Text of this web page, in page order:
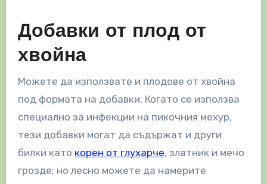
Добавки от плод от
хвойна
Можете да използвате и плодове от хвойна
под формата на добавки. Когато се използва
специално за инфекции на пикочния мехур,
тези добавки могат да съдържат и други
билки като корен от глухарче, златник и мечо
грозде; но лесно можете да намерите